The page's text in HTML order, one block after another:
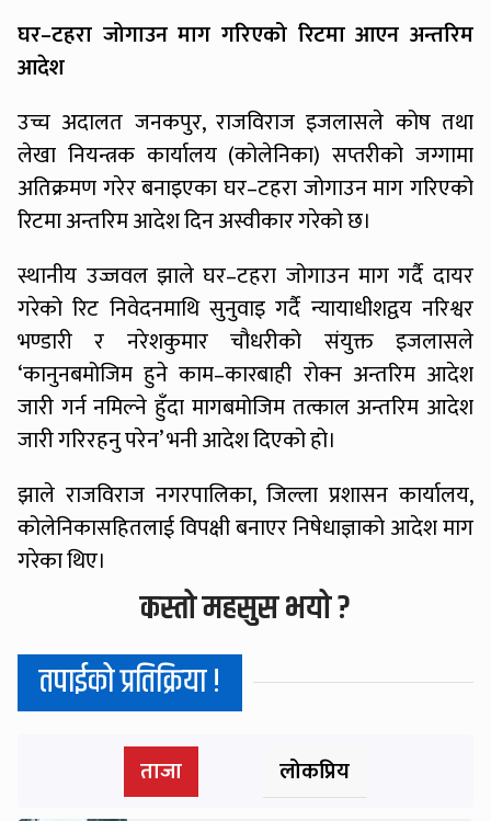
घर–टहरा जोगाउन माग गरिएको रिटमा आएन अन्तरिम
आदेश
उच्च अदालत जनकपुर, राजविराज इजलासले कोष तथा
लेखा नियन्त्रक कार्यालय (कोलेनिका) सप्तरीको जग्गामा
अतिक्रमण गरेर बनाइएका घर–टहरा जोगाउन माग गरिएको
रिटमा अन्तरिम आदेश दिन अस्वीकार गरेको छ।
स्थानीय उज्जवल झाले घर–टहरा जोगाउन माग गर्दै दायर
गरेको रिट निवेदनमाथि सुनुवाइ गर्दै न्यायाधीशद्वय नरिश्वर
भण्डारी र नरेशकुमार चौधरीको संयुक्त इजलासले
‘कानुनबमोजिम हुने काम–कारबाही रोक्न अन्तरिम आदेश
जारी गर्न नमिल्ने हुँदा मागबमोजिम तत्काल अन्तरिम आदेश
जारी गरिरहनु परेन’ भनी आदेश दिएको हो।
झाले राजविराज नगरपालिका, जिल्ला प्रशासन कार्यालय,
कोलेनिकासहितलाई विपक्षी बनाएर निषेधाज्ञाको आदेश माग
गरेका थिए।
कस्तो महसुस भयो ?
तपाईको प्रतिक्रिया !
ताजा लोकप्रिय